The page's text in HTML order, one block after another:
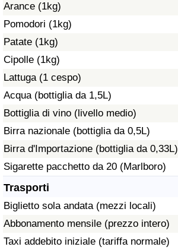
Arance (1kg)
Pomodori (1kg)
Patate (1kg)
Cipolle (1kg)
Lattuga (1 cespo)
Acqua (bottiglia da 1,5L)
Bottiglia di vino (livello medio)
Birra nazionale (bottiglia da 0,5L)
Birra d'Importazione (bottiglia da 0,33L)
Sigarette pacchetto da 20 (Marlboro)
Trasporti
Biglietto sola andata (mezzi locali)
Abbonamento mensile (prezzo intero)
Taxi addebito iniziale (tariffa normale)
Indice dell’Inquinamento (Corrente)
Indice di inquinamento
Indice dell’Inquinamento per Nazione
Traffico
Indice del Traffico
Indice del traffico (Corrente)
Indice del traffico per Nazione